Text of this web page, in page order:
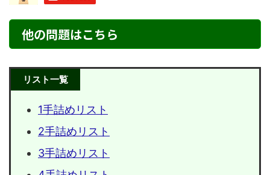
他の問題はこちら
リスト一覧
1手詰めリスト
2手詰めリスト
3手詰めリスト